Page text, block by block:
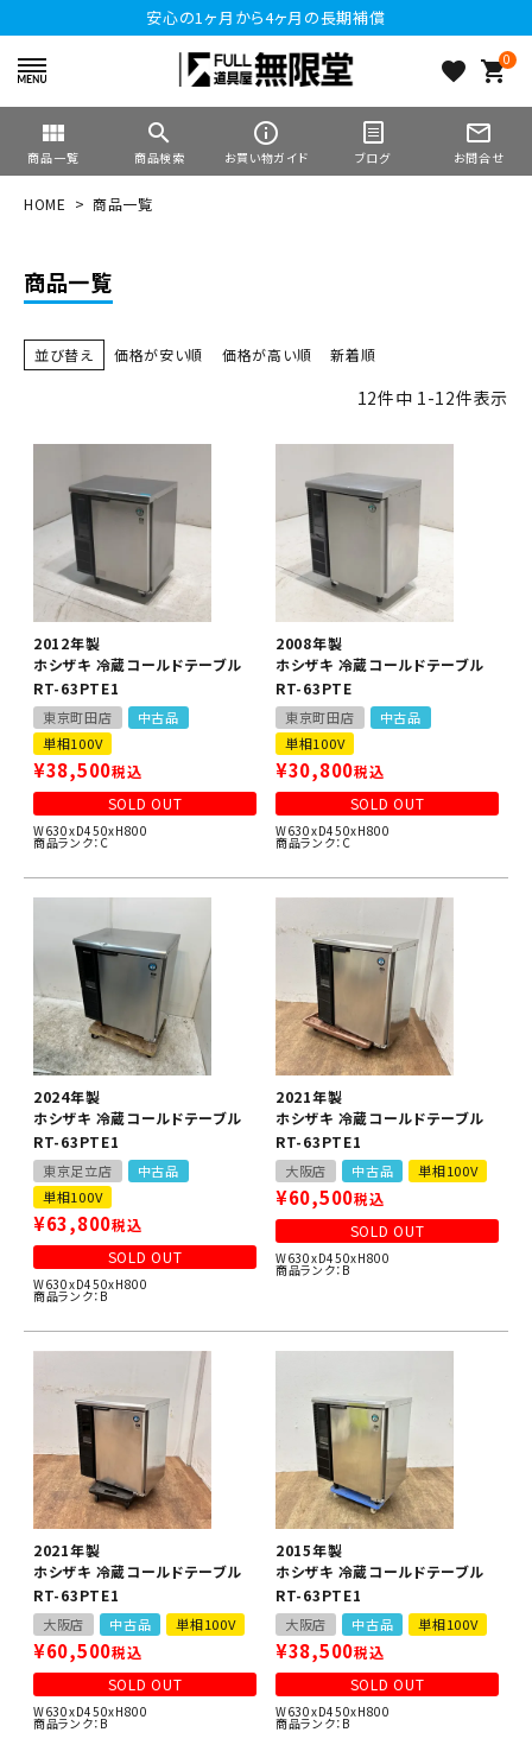
安心の1ヶ月から4ヶ月の長期補償
favorite 0
shopping_cart
view_module
商品一覧
search
商品検索
info_outline
お買い物ガイド ブログ
mail_outline
お問合せ
HOME 商品一覧
商品一覧
並び替え 価格が安い順 価格が高い順 新着順
12件中 1-12件表示
2012年製
ホシザキ 冷蔵コールドテーブル
RT-63PTE1
東京町田店
中古品
単相100V
¥38,500税込
SOLD OUT
W630xD450xH800
商品ランク：C
2008年製
ホシザキ 冷蔵コールドテーブル
RT-63PTE
東京町田店
中古品
単相100V
¥30,800税込
SOLD OUT
W630xD450xH800
商品ランク：C
2024年製
ホシザキ 冷蔵コールドテーブル
RT-63PTE1
東京足立店
中古品
単相100V
¥63,800税込
SOLD OUT
W630xD450xH800
商品ランク：B
2021年製
ホシザキ 冷蔵コールドテーブル
RT-63PTE1
大阪店 中古品 単相100V
¥60,500税込
SOLD OUT
W630xD450xH800
商品ランク：B
2021年製
ホシザキ 冷蔵コールドテーブル
RT-63PTE1
大阪店 中古品 単相100V
¥60,500税込
SOLD OUT
W630xD450xH800
商品ランク：B
2015年製
ホシザキ 冷蔵コールドテーブル
RT-63PTE1
大阪店 中古品 単相100V
¥38,500税込
SOLD OUT
W630xD450xH800
商品ランク：B